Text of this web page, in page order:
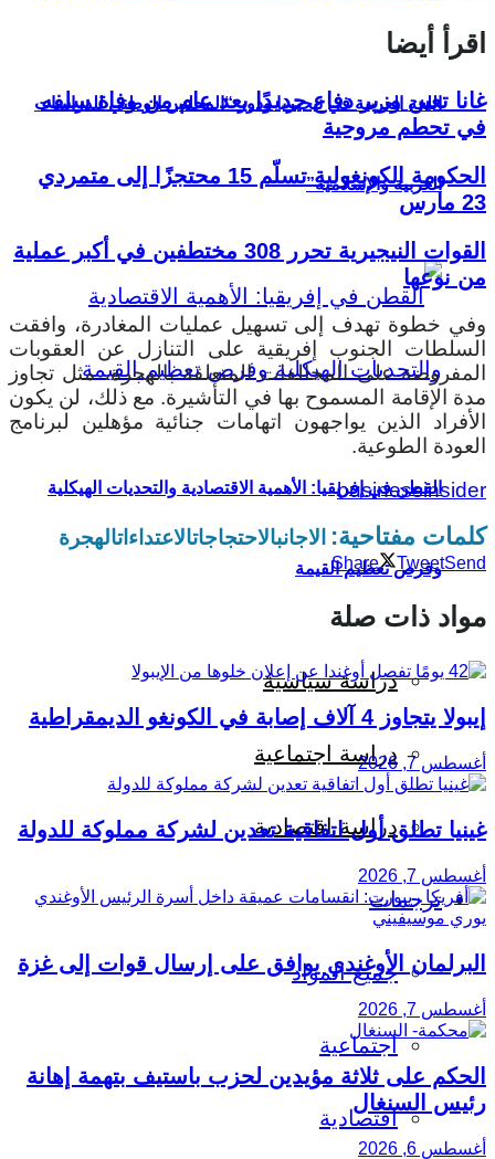
اللغة العربية في نيجيريا ودور “المجلس الوطني للدراسات
العربية والإسلامية”
القطن في إفريقيا: الأهمية الاقتصادية والتحديات الهيكلية
وفرص تعظيم القيمة
دراسة سياسية
دراسة اجتماعية
دراسة اقتصادية
ترجمات
جميع المواد
اجتماعية
اقتصادية
اقرأ أيضا
غانا تعين وزير دفاع جديدًا بعد عام من وفاة سلفه
في تحطم مروحية
الحكومة الكونغولية تسلّم 15 محتجزًا إلى متمردي
23 مارس
القوات النيجيرية تحرر 308 مختطفين في أكبر عملية
من نوعها
وفي خطوة تهدف إلى تسهيل عمليات المغادرة، وافقت
السلطات الجنوب إفريقية على التنازل عن العقوبات
المفروضة على المخالفات المتعلقة بالهجرة، مثل تجاوز
مدة الإقامة المسموح بها في التأشيرة. مع ذلك، لن يكون
الأفراد الذين يواجهون اتهامات جنائية مؤهلين لبرنامج
العودة الطوعية.
businessinsider
كلمات مفتاحية: الاجانبالاحتجاجاتالاعتداءاتالهجرة
Share TweetSend
مواد ذات صلة
إيبولا يتجاوز 4 آلاف إصابة في الكونغو الديمقراطية
أغسطس 7, 2026
غينيا تطلق أول اتفاقية تعدين لشركة مملوكة للدولة
أغسطس 7, 2026
البرلمان الأوغندي يوافق على إرسال قوات إلى غزة
أغسطس 7, 2026
الحكم على ثلاثة مؤيدين لحزب باستيف بتهمة إهانة
رئيس السنغال
أغسطس 6, 2026